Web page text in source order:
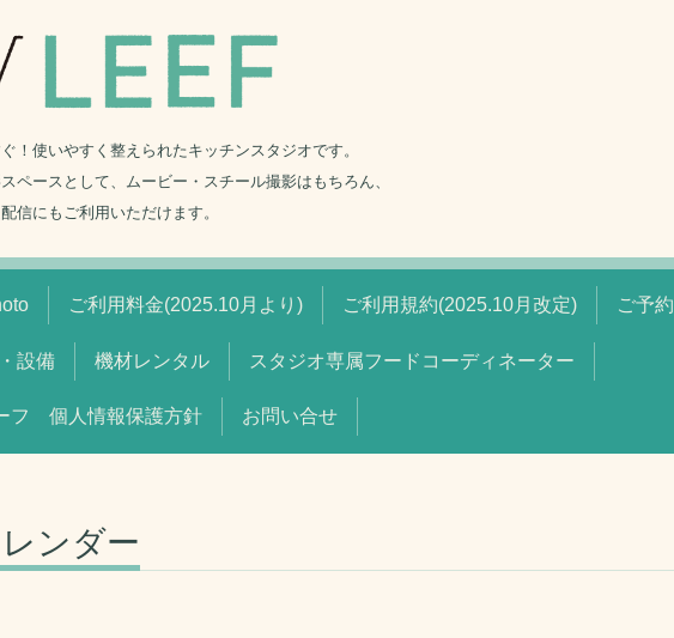
使いやすく整えられたキッチンスタジオです。
ペースとして、ムービー・スチール撮影はもちろん、
信にもご利用いただけます。
ご利用料金(2025.10月より) ご利用規約(2025.10月改定) ご予約
設備 機材レンタル スタジオ専属フードコーディネーター
フ 個人情報保護方針 お問い合せ
ンダー